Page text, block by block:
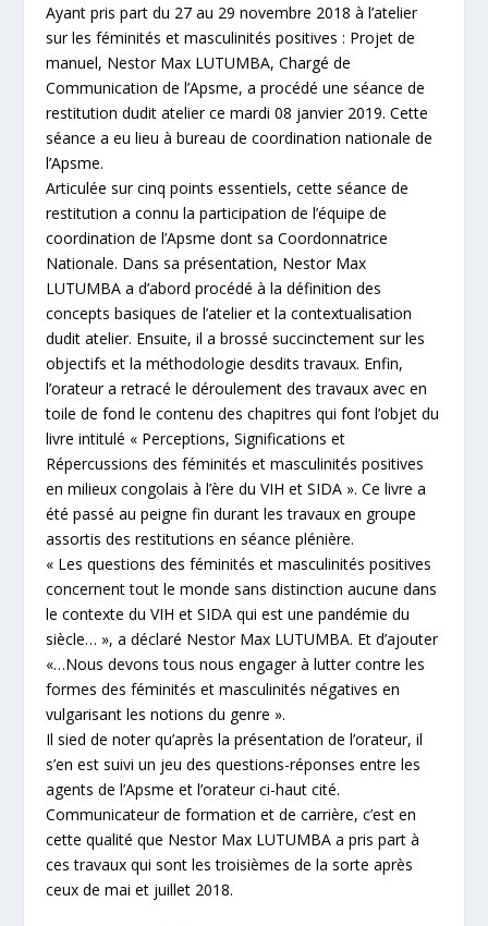
Ayant pris part du 27 au 29 novembre 2018 à l’atelier
sur les féminités et masculinités positives : Projet de
manuel, Nestor Max LUTUMBA, Chargé de
Communication de l’Apsme, a procédé une séance de
restitution dudit atelier ce mardi 08 janvier 2019. Cette
séance a eu lieu à bureau de coordination nationale de
l’Apsme.
Articulée sur cinq points essentiels, cette séance de
restitution a connu la participation de l’équipe de
coordination de l’Apsme dont sa Coordonnatrice
Nationale. Dans sa présentation, Nestor Max
LUTUMBA a d’abord procédé à la définition des
concepts basiques de l’atelier et la contextualisation
dudit atelier. Ensuite, il a brossé succinctement sur les
objectifs et la méthodologie desdits travaux. Enfin,
l’orateur a retracé le déroulement des travaux avec en
toile de fond le contenu des chapitres qui font l’objet du
livre intitulé « Perceptions, Significations et
Répercussions des féminités et masculinités positives
en milieux congolais à l’ère du VIH et SIDA ». Ce livre a
été passé au peigne fin durant les travaux en groupe
assortis des restitutions en séance plénière.
« Les questions des féminités et masculinités positives
concernent tout le monde sans distinction aucune dans
le contexte du VIH et SIDA qui est une pandémie du
siècle… », a déclaré Nestor Max LUTUMBA. Et d’ajouter
«…Nous devons tous nous engager à lutter contre les
formes des féminités et masculinités négatives en
vulgarisant les notions du genre ».
Il sied de noter qu’après la présentation de l’orateur, il
s’en est suivi un jeu des questions-réponses entre les
agents de l’Apsme et l’orateur ci-haut cité.
Communicateur de formation et de carrière, c’est en
cette qualité que Nestor Max LUTUMBA a pris part à
ces travaux qui sont les troisièmes de la sorte après
ceux de mai et juillet 2018.